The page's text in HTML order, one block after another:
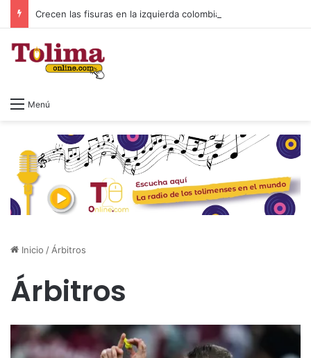
Crecen las fisuras en la izquierda colombiana
Menú
Inicio / Árbitros
Árbitros